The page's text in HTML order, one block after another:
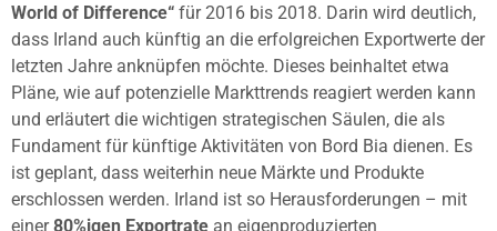
World of Difference“ für 2016 bis 2018. Darin wird deutlich,
dass Irland auch künftig an die erfolgreichen Exportwerte der
letzten Jahre anknüpfen möchte. Dieses beinhaltet etwa
Pläne, wie auf potenzielle Markttrends reagiert werden kann
und erläutert die wichtigen strategischen Säulen, die als
Fundament für künftige Aktivitäten von Bord Bia dienen. Es
ist geplant, dass weiterhin neue Märkte und Produkte
erschlossen werden. Irland ist so Herausforderungen – mit
einer80%igen Exportrate an eigenproduzierten